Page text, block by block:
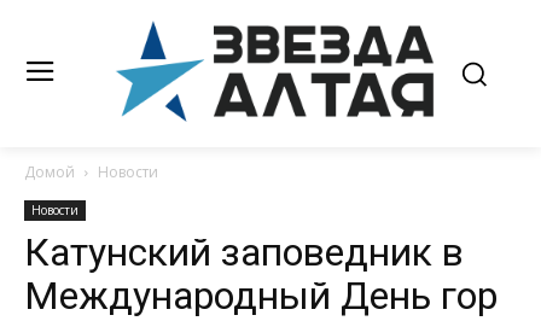
Домой Новости
Новости
Катунский заповедник в
Международный День гор